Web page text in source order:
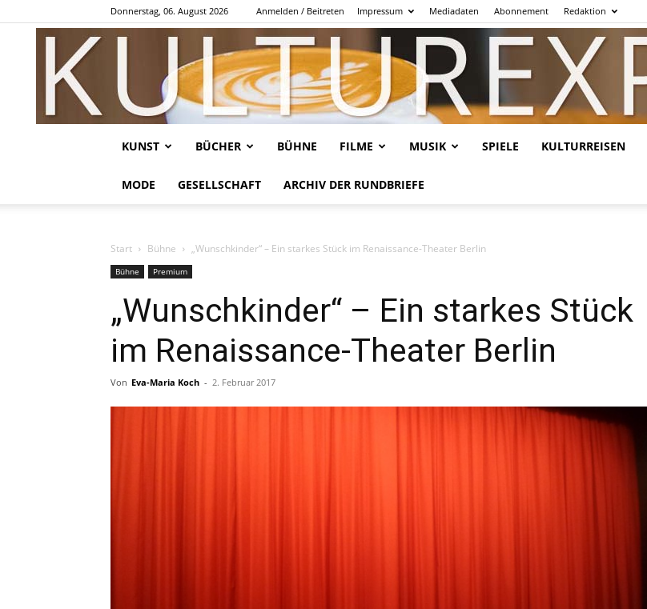
Donnerstag, 06. August 2026 Anmelden / Beitreten Impressum Mediadaten Abonnement Redaktion
KUNST BÜCHER BÜHNE FILME MUSIK SPIELE KULTURREISEN
MODE GESELLSCHAFT ARCHIV DER RUNDBRIEFE
Start Bühne „Wunschkinder“ – Ein starkes Stück im Renaissance-Theater Berlin
Bühne Premium
„Wunschkinder“ – Ein starkes Stück
im Renaissance-Theater Berlin
Von Eva-Maria Koch - 2. Februar 2017